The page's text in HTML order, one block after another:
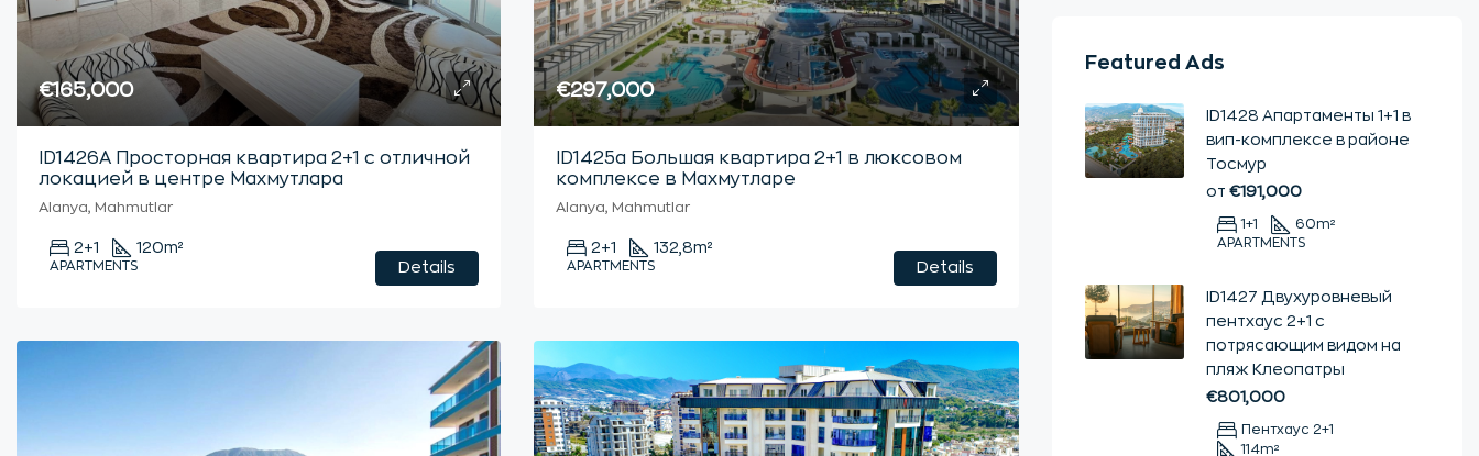
€165,000
ID1426А Просторная квартира 2+1 с отличной
локацией в центре Махмутлара
Alanya, Mahmutlar
2+1 120m²
APARTMENTS Details
€297,000
ID1425а Большая квартира 2+1 в люксовом
комплексе в Махмутларе
Alanya, Mahmutlar
2+1 132,8m²
APARTMENTS Details
Featured Ads
ID1428 Апартаменты 1+1 в
вип-комплексе в районе
Тосмур
от €191,000
1+1 60m²
APARTMENTS
ID1427 Двухуровневый
пентхаус 2+1 с
потрясающим видом на
пляж Клеопатры
€801,000
Пентхаус 2+1
114m²